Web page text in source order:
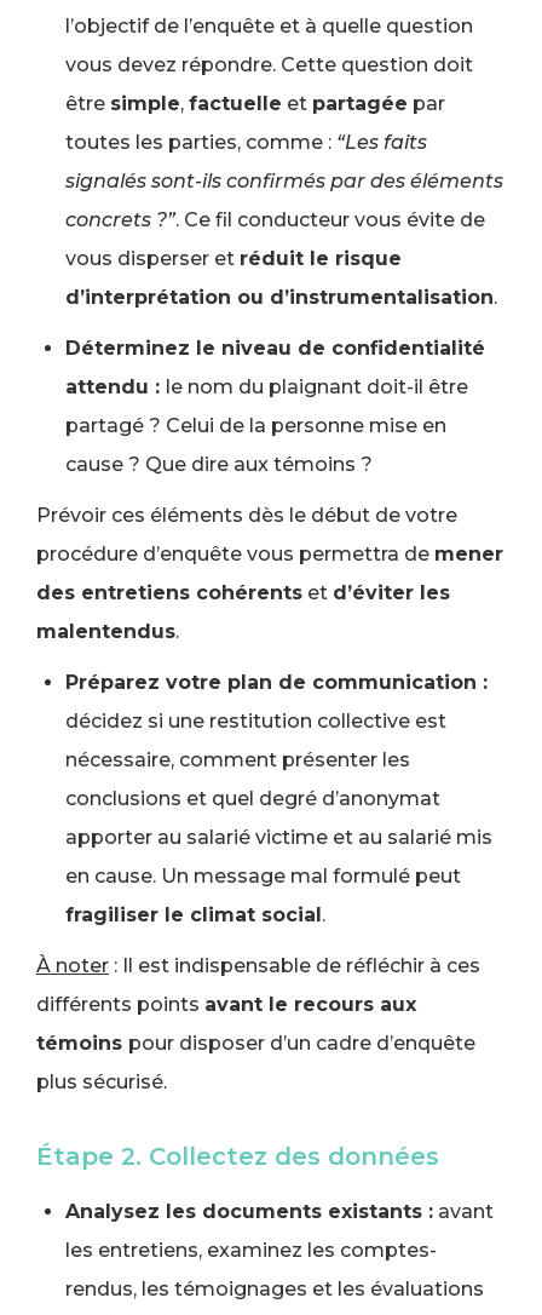
l’objectif de l’enquête et à quelle question
vous devez répondre. Cette question doit
être simple, factuelle et partagée par
toutes les parties, comme : “Les faits
signalés sont-ils confirmés par des éléments
concrets ?”. Ce fil conducteur vous évite de
vous disperser et réduit le risque
d’interprétation ou d’instrumentalisation.
Déterminez le niveau de confidentialité
attendu : le nom du plaignant doit-il être
partagé ? Celui de la personne mise en
cause ? Que dire aux témoins ?
Prévoir ces éléments dès le début de votre
procédure d’enquête vous permettra de mener
des entretiens cohérents et d’éviter les
malentendus.
Préparez votre plan de communication :
décidez si une restitution collective est
nécessaire, comment présenter les
conclusions et quel degré d’anonymat
apporter au salarié victime et au salarié mis
en cause. Un message mal formulé peut
fragiliser le climat social.
À noter : Il est indispensable de réfléchir à ces
différents points avant le recours aux
témoins pour disposer d’un cadre d’enquête
plus sécurisé.
Étape 2. Collectez des données
Analysez les documents existants : avant
les entretiens, examinez les comptes-
rendus, les témoignages et les évaluations